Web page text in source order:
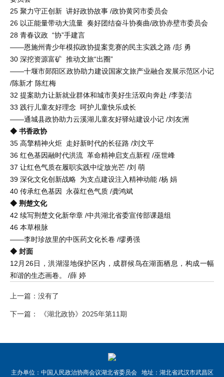
25 聚力守正创新 讲好政协故事 /政协黄冈市委员会
26 以正能量带动大流量 奏好团结奋斗协奏曲/政协赤壁市委员会
28 青春议政 “协”手建言
——恩施州青少年模拟政协提案竞赛的民主实践之路 /彭 勇
30 深挖资源富矿 推动文旅“出圈”
——十堰市郧阳区政协助力建设国家文旅产业融合发展示范区小记
/陈新才 陈红梅
32 提案助力让新就业群体和城市美好生活双向奔赴 /李姜洁
33 践行儿童友好理念 呵护儿童快乐成长
——通城县政协助力云溪湖儿童友好驿站建设小记 /刘友洲
◆ 书香政协
35 高擎精神火炬 走好新时代的长征路 /刘文平
36 红色基因融时代洪流 革命精神启支点新程 /巫世峰
37 让红色气质在履职实践中绽放光芒 /刘 萌
39 深化文化创新战略 为支点建设注入精神动能 /杨 娟
40 传承红色基因 永葆红色气质 /龚鸿斌
◆ 荆楚文化
42 续写荆楚文化新华章 /中共湖北省委宣传部课题组
46 本草根脉
——李时珍故里的中医药文化长卷 /缪勇强
◆ 封面
12月26日，洪湖湿地保护区内，成群候鸟在湖面栖息，构成一幅
和谐的生态画卷。 /薛 婷
上一篇：没有了
下一篇： 《湖北政协》2025年第11期
主办单位：中国人民政治协商会议湖北省委员会 地址：湖北省武汉市武昌区